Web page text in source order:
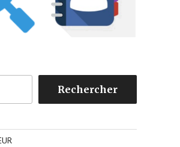
Rechercher